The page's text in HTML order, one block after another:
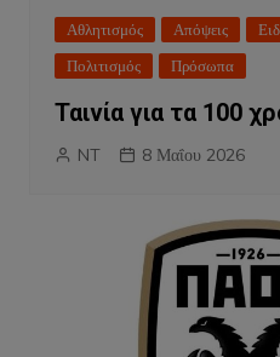
Αθλητισμός Απόψεις
Πολιτισμός
Πρόσωπα
Ταινία για τα 100
NT 8 Μαΐου 2026